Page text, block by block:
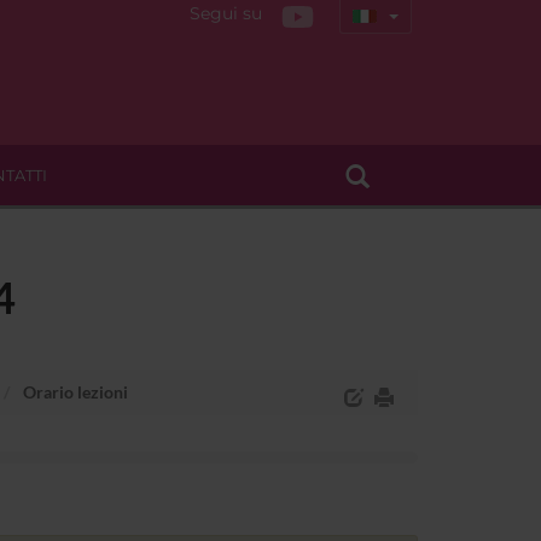
Segui su
Orario lezioni